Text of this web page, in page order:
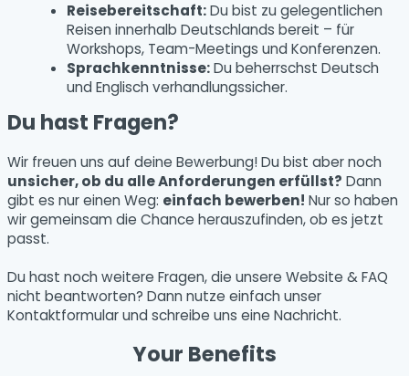
Reisebereitschaft:Du bist zu gelegentlichen
Reisen innerhalb Deutschlands bereit – für
Workshops, Team-Meetings und Konferenzen.
Sprachkenntnisse:Du beherrschst Deutsch
und Englisch verhandlungssicher.
Du hast Fragen?
Wir freuen uns auf deine Bewerbung! Du bist aber noch
unsicher, ob du alle Anforderungen erfüllst? Dann
gibt es nur einen Weg: einfach bewerben! Nur so haben
wir gemeinsam die Chance herauszufinden, ob es jetzt
passt.
Du hast noch weitere Fragen, die unsere Website & FAQ
nicht beantworten? Dann nutze einfach unser
Kontaktformular und schreibe uns eine Nachricht.
Your Benefits